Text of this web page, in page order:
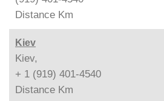
Distance Km
Kiev
Kiev,
+ 1 (919) 401-4540
Distance Km